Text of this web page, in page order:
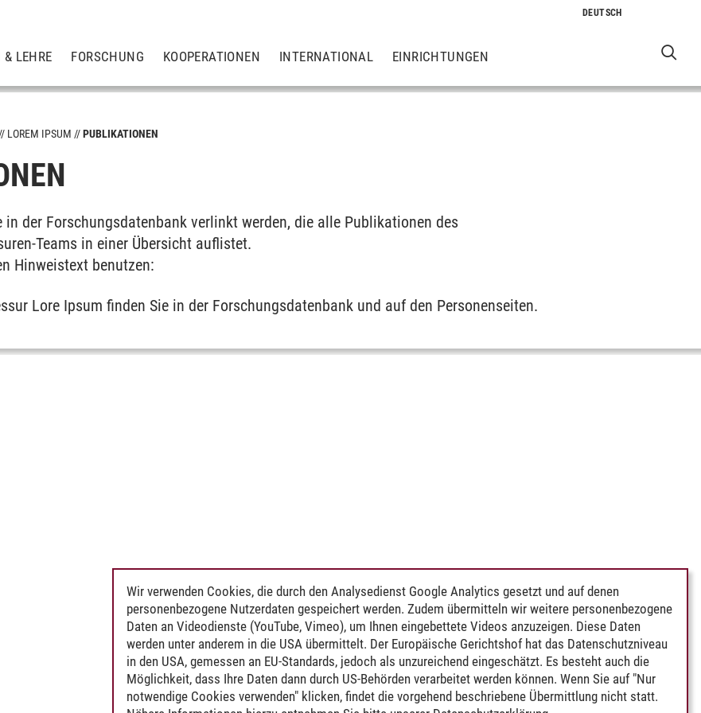
LEHRE FORSCHUNG KOOPERATIONEN INTERNATIONAL EINRICHTUNGEN
LOREM IPSUM PUBLIKATIONEN
in der Forschungsdatenbank verlinkt werden, die alle Publikationen des
Teams in einer Übersicht auflistet.
Hinweistext benutzen:
Lore Ipsum finden Sie in der Forschungsdatenbank und auf den Personenseiten.
Wir verwenden Cookies, die durch den Analysedienst Google Analytics gesetzt und auf denen
personenbezogene Nutzerdaten gespeichert werden. Zudem übermitteln wir weitere personenbezogene
Daten an Videodienste (YouTube, Vimeo), um Ihnen eingebettete Videos anzuzeigen. Diese Daten
werden unter anderem in die USA übermittelt. Der Europäische Gerichtshof hat das Datenschutzniveau
in den USA, gemessen an EU-Standards, jedoch als unzureichend eingeschätzt. Es besteht auch die
Möglichkeit, dass Ihre Daten dann durch US-Behörden verarbeitet werden können. Wenn Sie auf "Nur
notwendige Cookies verwenden" klicken, findet die vorgehend beschriebene Übermittlung nicht statt.